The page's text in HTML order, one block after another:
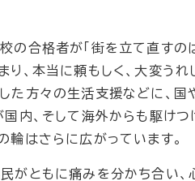
の合格者が「街を立て直すの
、本当に頼もしく、大変うれ
た方々の生活支援などに、国
内、そして海外からも駆け
輪はさらに広がっています。
がともに痛みを分かち合い、